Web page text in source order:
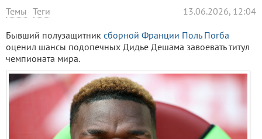
Темы Теги 13.06.2026, 12:04
Бывший полузащитник сборной Франции Поль Погба
оценил шансы подопечных Дидье Дешама завоевать титул
чемпионата мира.